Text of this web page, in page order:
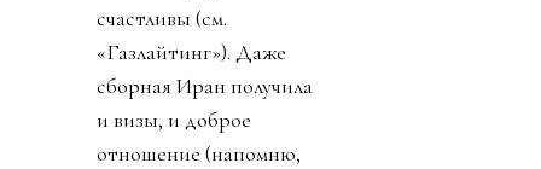
счастливы (см.
«Газлайтинг»). Даже
сборная Иран получила
и визы, и доброе
отношение (напомню,